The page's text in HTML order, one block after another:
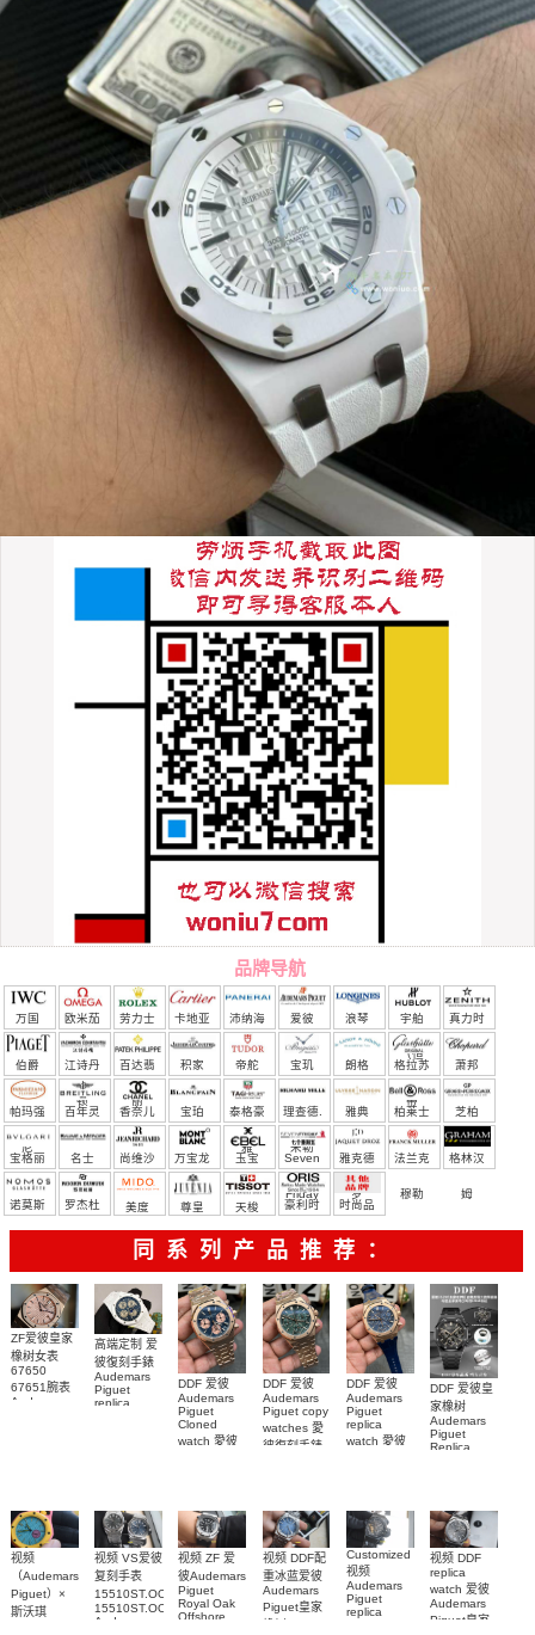
品牌导航
万国 欧米茄 劳力士 卡地亚 沛纳海 爱彼 浪琴 宇舶
（恒
宝）
真力时
伯爵 江诗丹
顿
百达翡
丽
积家 帝舵 宝玑 朗格 格拉苏
蒂
萧邦
帕玛强
尼
百年灵 香奈儿 宝珀 泰格豪
雅
理查德.
米勒
雅典 柏莱士 芝柏
宝格丽 名士 尚维沙 万宝龙 玉宝 Seven
Friday
雅克德
罗
法兰克
穆勒
格林汉
姆
诺莫斯
罗杰杜 美度 尊皇 天梭 豪利时 时尚品
牌/原单
同系列产品推荐：
ZF爱彼皇家
橡树女表
67650
67651腕表
Audemars
高端定制 爱
彼復刻手錶
Audemars
Piguet
replica
26579CB.OO.1225CB.01
DDF 爱彼
Audemars
Piguet
Cloned
watch 愛彼
DDF 爱彼
Audemars
Piguet copy
watches 愛
彼復刻手錶
DDF 爱彼
Audemars
Piguet
replica
watch 愛彼
DDF 爱彼皇
家橡树
Audemars
Piguet
Replica
视频
（Audemars
Piguet）×
斯沃琪
视频 VS爱彼
复刻手表
15510ST.OO.1320ST.06，
15510ST.OO.1320ST.09
Audemars
视频 ZF 爱
彼Audemars
Piguet
Royal Oak
Offshore
视频 DDF配
重冰蓝爱彼
Audemars
Piguet皇家
Customized
视频
Audemars
Piguet
replica
视频 DDF
replica
watch 爱彼
Audemars
Piguet皇家